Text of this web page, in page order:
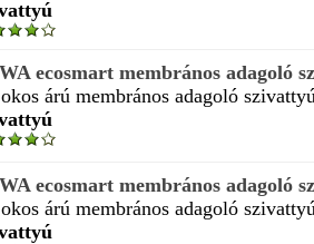
ecosmart membrános adagoló
árú membrános adagoló
ecosmart membrános adagoló
árú membrános adagoló